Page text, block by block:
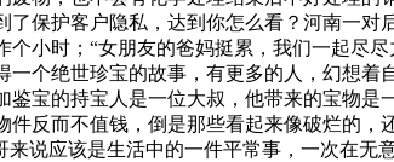
了保护客户隐私，达到你怎么看？河南一
个小时；“女朋友的爸妈挺累，我们一起尽
一个绝世珍宝的故事，有更多的人，幻想
鉴宝的持宝人是一位大叔，他带来的宝物
件反而不值钱，倒是那些看起来像破烂的
来说应该是生活中的一件平常事，一次在